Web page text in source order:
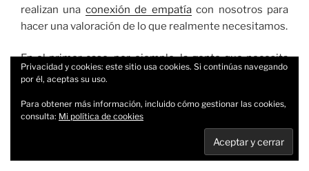
realizan una conexión de empatíacon nosotros para
hacer una valoración de lo que realmente necesitamos.
En el primer caso, por ejemplo, la gente que necesita
pedir consejo para comprar un ordenador utiliza pocas
Suele usarlo para buscar información en Internet, ver
películas y entrar en su cuenta de correo web gratuita,
Privacidad y cookies: este sitio usa cookies. Si continúas navegando
por él, aceptas su uso.
Para obtener más información, incluido cómo gestionar las cookies,
consulta: Mi política de cookies